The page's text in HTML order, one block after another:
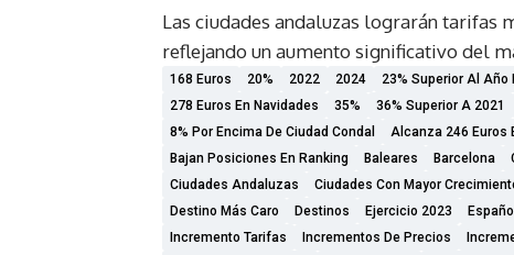
Las ciudades andaluzas lograrán tarifas
reflejando un aumento significativo del
168 Euros 20% 2022 2024 23% Superior Al Año
278 Euros En Navidades
35% 36% Superior A 2021
8% Por Encima De Ciudad Condal
Alcanza 246 Euros
Bajan Posiciones En Ranking
Baleares Barcelona
Ciudades Andaluzas
Ciudades Con Mayor
Destino Más Caro
Destinos Ejercicio 2023
Incremento Tarifas
Incrementos De Precios